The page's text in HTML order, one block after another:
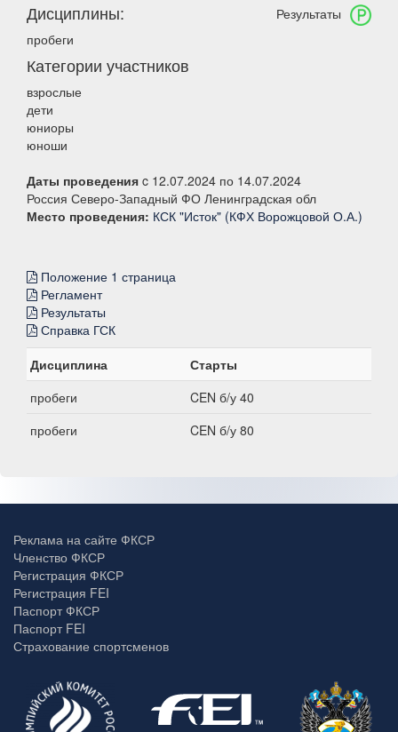
Результаты
Дисциплины:
пробеги
Категории участников
взрослые
дети
юниоры
юноши
Даты проведения c 12.07.2024 по 14.07.2024
Россия Северо-Западный ФО Ленинградская обл
Место проведения: КСК "Исток" (КФХ Ворожцовой О.А.)
Положение 1 страница
Регламент
Результаты
Справка ГСК
Дисциплина
Старты
пробеги
CEN б/у 40
пробеги
CEN б/у 80
Реклама на сайте ФКСР
Членство ФКСР
Регистрация ФКСР
Регистрация FEI
Паспорт ФКСР
Паспорт FEI
Страхование спортсменов